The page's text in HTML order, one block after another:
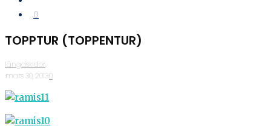
0
TOPPTUR (TOPPENTUR)
längdskidor
·mars 30, 2013·0